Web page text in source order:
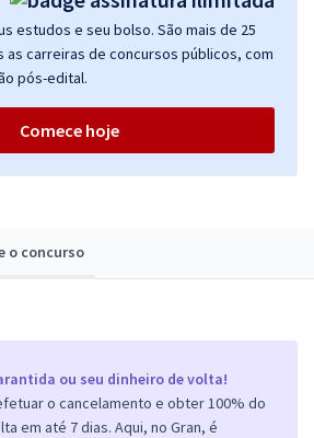
o concurso
ou seu dinheiro de volta!
o cancelamento e obter 100% do
em até 7 dias. Aqui, no Gran, é
estudos e seu bolso. São mais de 25
as carreiras de concursos públicos, com
pós-edital.
Comece hoje